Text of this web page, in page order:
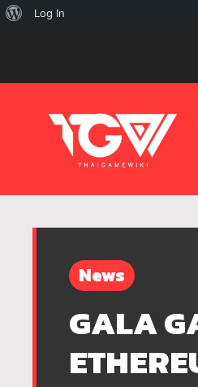
News
GALA
เกี่ยวLog In